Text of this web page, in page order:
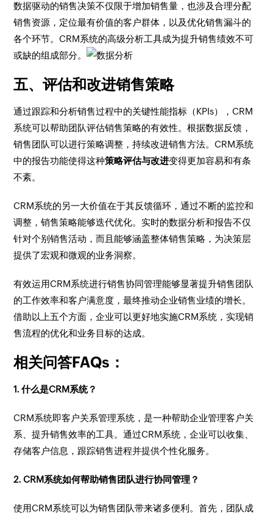
数据驱动的销售决策不仅限于增加销售量，也涉及合理分配
销售资源，定位最有价值的客户群体，以及优化销售漏斗的
各个环节。CRM系统的高级分析工具成为提升销售绩效不可
或缺的组成部分。
五、评估和改进销售策略
通过跟踪和分析销售过程中的关键性能指标（KPIs），CRM
系统可以帮助团队评估销售策略的有效性。根据数据反馈，
销售团队可以进行策略调整，持续改进销售方法。CRM系统
中的报告功能使得这种策略评估与改进变得更加容易和有条
不紊。
CRM系统的另一大价值在于其反馈循环，通过不断的监控和
调整，销售策略能够迭代优化。实时的数据分析和报告不仅
针对个别销售活动，而且能够涵盖整体销售策略，为决策层
提供了宏观和微观的业务洞察。
有效运用CRM系统进行销售协同管理能够显著提升销售团队
的工作效率和客户满意度，最终推动企业销售业绩的增长。
借助以上五个方面，企业可以更好地实施CRM系统，实现销
售流程的优化和业务目标的达成。
相关问答FAQs：
1. 什么是CRM系统？
CRM系统即客户关系管理系统，是一种帮助企业管理客户关
系、提升销售效率的工具。通过CRM系统，企业可以收集、
存储客户信息，跟踪销售进程并提供个性化服务。
2. CRM系统如何帮助销售团队进行协同管理？
使用CRM系统可以为销售团队带来诸多便利。首先，团队成